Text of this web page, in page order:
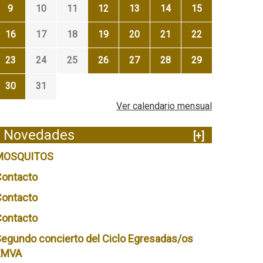
9 10 11 12 13 14 15
16 17 18 19 20 21 22
23 24 25 26 27 28 29
30
31
Ver calendario mensual
Novedades
[+]
concierto del Ciclo Egresadas/os